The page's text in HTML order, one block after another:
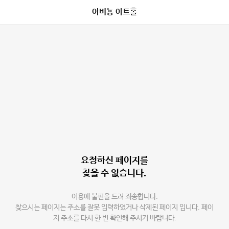
아비뇽 아트홀
요청하신 페이지를
찾을 수 없습니다.
이용에 불편을 드려 죄송합니다.
찾으시는 페이지는 주소를 잘못 입력하였거나 삭제된 페이지 입니다. 페이
지 주소를 다시 한 번 확인해 주시기 바랍니다.